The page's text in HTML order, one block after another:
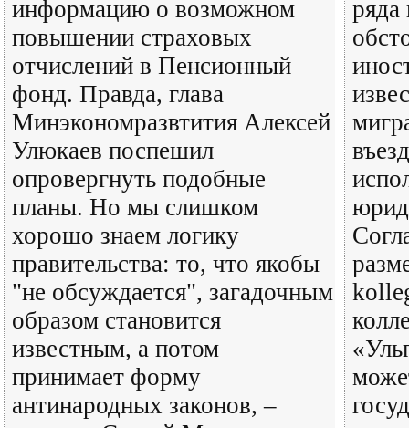
информацию о возможном
повышении страховых
отчислений в Пенсионный
фонд. Правда, глава
Минэкономразвтития Алексей
Улюкаев поспешил
опровергнуть подобные
планы. Но мы слишком
хорошо знаем логику
правительства: то, что якобы
"не обсуждается", загадочным
образом становится
известным, а потом
принимает форму
антинародных законов, –
ряда